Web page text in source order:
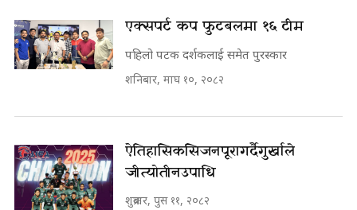
एक्सपर्ट कप फुटबलमा १६ टीम
पहिलो पटक दर्शकलाई समेत पुरस्कार
शनिबार, माघ १०, २०८२
ऐतिहासिक सिजन पूरा गर्दै गुर्खाले
जीत्यो तीन उपाधि
शुक्रबार, पुस ११, २०८२